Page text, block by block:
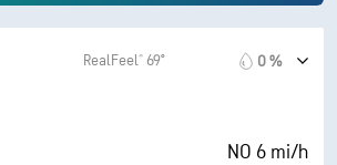
RealFeel® 69° 0 %
NO 6 mi/h